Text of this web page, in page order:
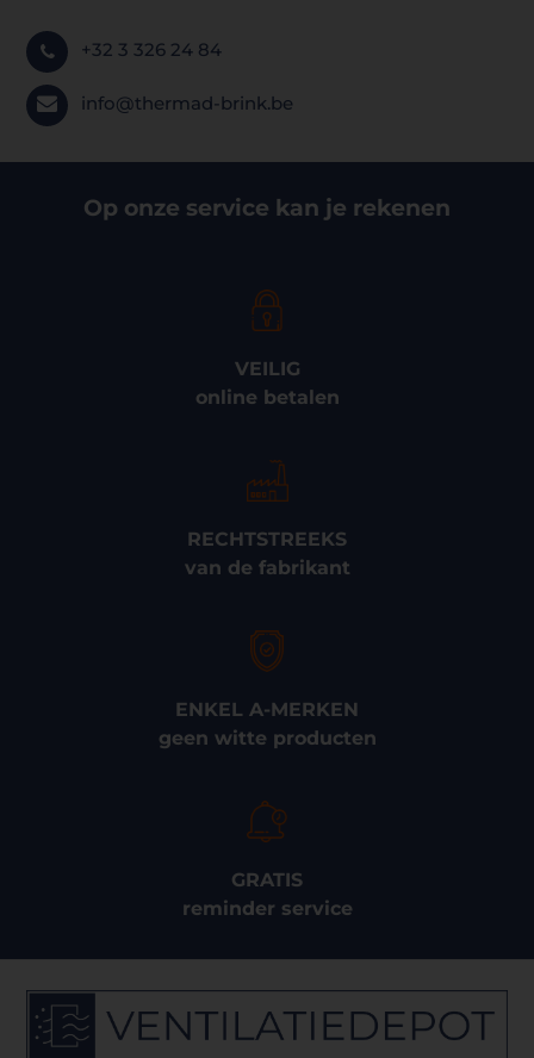
+32 3 326 24 84
info@thermad-brink.be
Op onze service kan je rekenen
VEILIG
online betalen
RECHTSTREEKS
van de fabrikant
ENKEL A-MERKEN
geen witte producten
GRATIS
reminder service